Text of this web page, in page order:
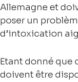
Allemagne et
poser un
d’intoxication
Etant donné que
doivent être